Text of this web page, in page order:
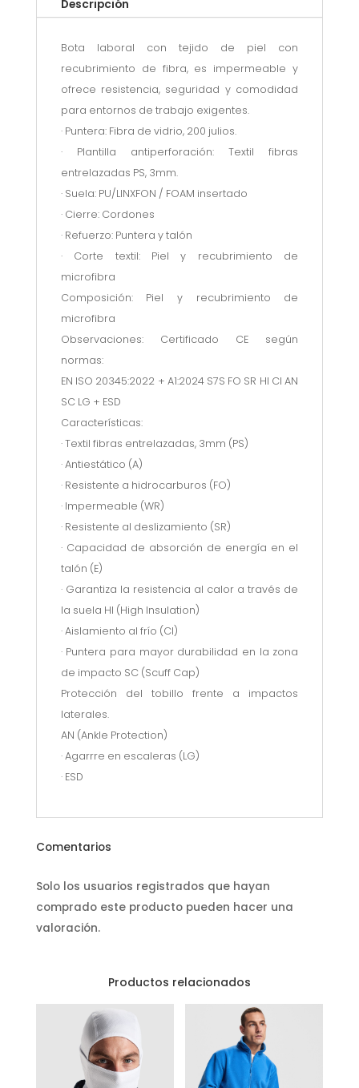
Descripción
Bota laboral con tejido de piel con
recubrimiento de fibra, es impermeable y
ofrece resistencia, seguridad y comodidad
para entornos de trabajo exigentes.
· Puntera: Fibra de vidrio, 200 julios.
· Plantilla antiperforación: Textil fibras
entrelazadas PS, 3mm.
· Suela: PU/LINXFON / FOAM insertado
· Cierre: Cordones
· Refuerzo: Puntera y talón
· Corte textil: Piel y recubrimiento de
microfibra
Composición: Piel y recubrimiento de
microfibra
Observaciones: Certificado CE según
normas:
EN ISO 20345:2022 + A1:2024 S7S FO SR HI CI AN
SC LG + ESD
Características:
· Textil fibras entrelazadas, 3mm (PS)
· Antiestático (A)
· Resistente a hidrocarburos (FO)
· Impermeable (WR)
· Resistente al deslizamiento (SR)
· Capacidad de absorción de energía en el
talón (E)
· Garantiza la resistencia al calor a través de
la suela HI (High Insulation)
· Aislamiento al frío (CI)
· Puntera para mayor durabilidad en la zona
de impacto SC (Scuff Cap)
Protección del tobillo frente a impactos
laterales.
AN (Ankle Protection)
· Agarrre en escaleras (LG)
· ESD
Comentarios
Solo los usuarios registrados que hayan
comprado este producto pueden hacer una
valoración.
Productos relacionados